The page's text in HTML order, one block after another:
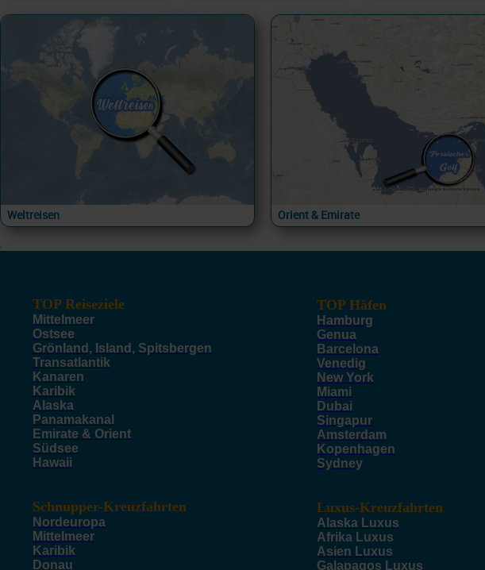
Weltreisen Orient & Emirate
TOP Reiseziele
Mittelmeer
Ostsee
Grönland, Island, Spitsbergen
Transatlantik
Kanaren
Karibik
Alaska
Panamakanal
Emirate & Orient
Südsee
Hawaii
Schnupper-Kreuzfahrten
Nordeuropa
Mittelmeer
Karibik
Donau
TOP Häfen
Hamburg
Genua
Barcelona
Venedig
New York
Miami
Dubai
Singapur
Amsterdam
Kopenhagen
Sydney
Luxus-Kreuzfahrten
Alaska Luxus
Afrika Luxus
Asien Luxus
Galapagos Luxus